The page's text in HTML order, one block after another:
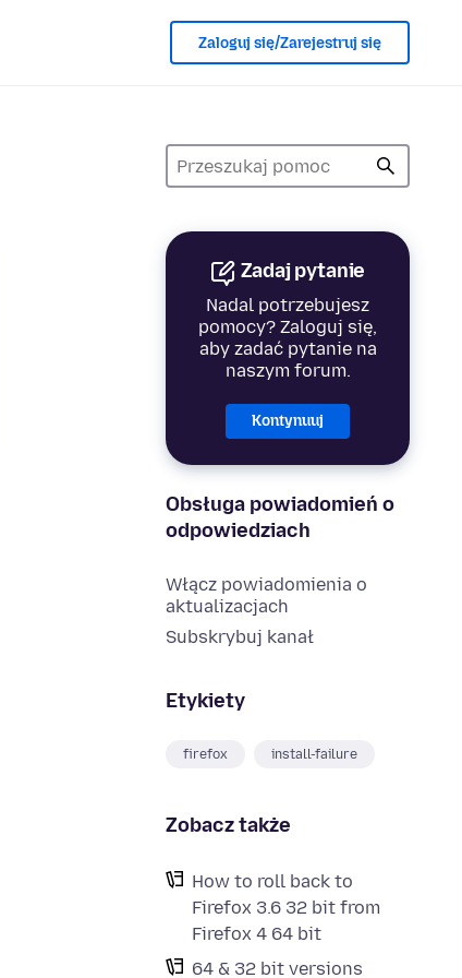
Zaloguj się/Zarejestruj się
Zadaj pytanie
Nadal potrzebujesz
pomocy? Zaloguj się,
aby zadać pytanie na
naszym forum.
Kontynuuj
Obsługa powiadomień o
odpowiedziach
Włącz powiadomienia o
aktualizacjach
Subskrybuj kanał
Etykiety
firefox install-failure
Zobacz także
How to roll back to
Firefox 3.6 32 bit from
Firefox 4 64 bit
64 & 32 bit versions